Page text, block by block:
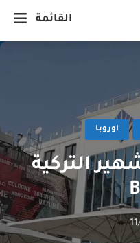
القائمة
اوروبا
التركية